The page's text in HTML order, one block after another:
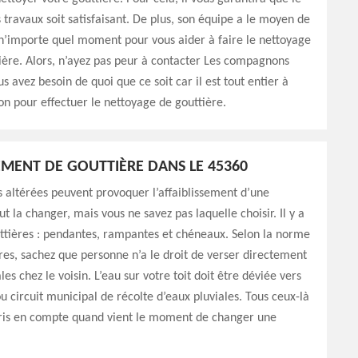
soit satisfaisant. De plus, son équipe a le moyen de
quel moment pour vous aider à faire le nettoyage
Alors, n’ayez pas peur à contacter Les compagnons
avez besoin de quoi que ce soit car il est tout entier à
pour effectuer le nettoyage de gouttière.
DE GOUTTIÈRE DANS LE 45360
altérées peuvent provoquer l’affaiblissement d’une
la changer, mais vous ne savez pas laquelle choisir. Il y a
: pendantes, rampantes et chéneaux. Selon la norme
sachez que personne n’a le droit de verser directement
chez le voisin. L’eau sur votre toit doit être déviée vers
circuit municipal de récolte d’eaux pluviales. Tous ceux-là
en compte quand vient le moment de changer une